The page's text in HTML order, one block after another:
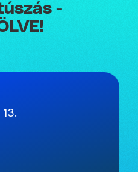
-